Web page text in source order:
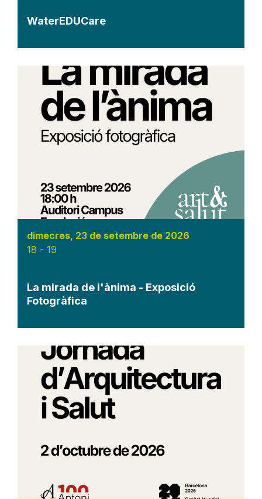
WaterEDUCare
dimecres, 23 de setembre de 2026
18 - 19
La mirada de l'ànima - Exposició
Fotogràfica